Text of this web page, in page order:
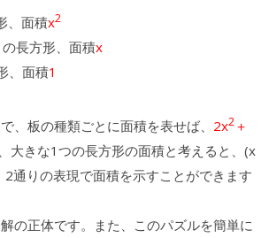
、面積x2
長方形、面積x
、面積1
、板の種類ごとに面積を表せば、 2x2＋
大きな1つの長方形の面積と考えると、(x
通りの表現で面積を示すことができます
の正体です。また、このパズルを簡単に